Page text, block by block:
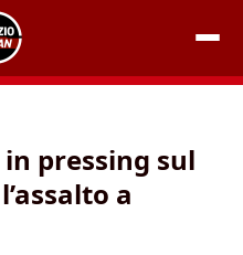
pressing sul
a